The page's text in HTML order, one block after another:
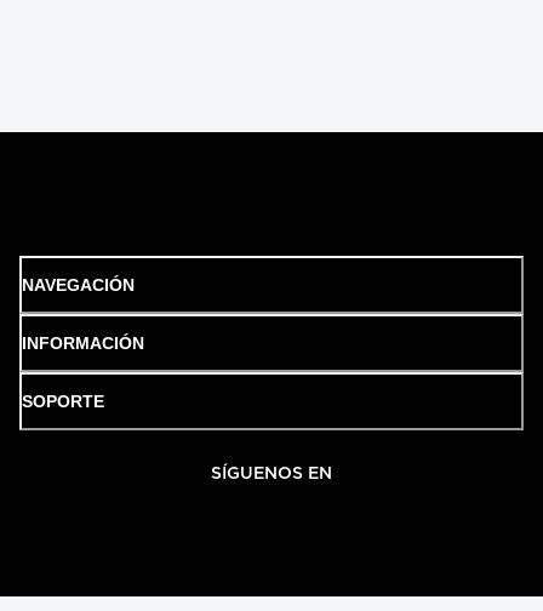
NAVEGACIÓN
INFORMACIÓN
SOPORTE
SÍGUENOS EN